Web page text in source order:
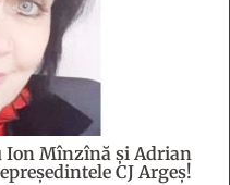
Ion Mînzînă şi Adrian
CJ Argeş!